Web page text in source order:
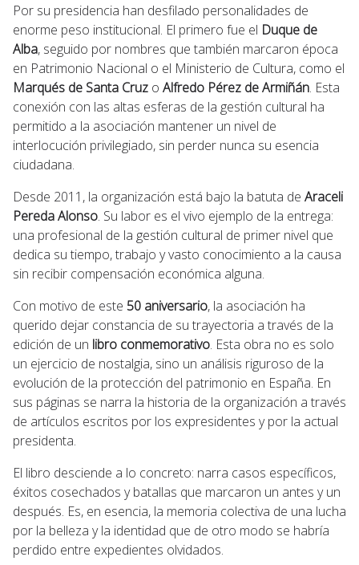
Por su presidencia han desfilado personalidades de
enorme peso institucional. El primero fue el Duque de
Alba, seguido por nombres que también marcaron época
en Patrimonio Nacional o el Ministerio de Cultura, como el
Marqués de Santa Cruz o Alfredo Pérez de Armiñán. Esta
conexión con las altas esferas de la gestión cultural ha
permitido a la asociación mantener un nivel de
interlocución privilegiado, sin perder nunca su esencia
ciudadana.
Desde 2011, la organización está bajo la batuta de Araceli
Pereda Alonso. Su labor es el vivo ejemplo de la entrega:
una profesional de la gestión cultural de primer nivel que
dedica su tiempo, trabajo y vasto conocimiento a la causa
sin recibir compensación económica alguna.
Con motivo de este 50 aniversario, la asociación ha
querido dejar constancia de su trayectoria a través de la
edición de un libro conmemorativo. Esta obra no es solo
un ejercicio de nostalgia, sino un análisis riguroso de la
evolución de la protección del patrimonio en España. En
sus páginas se narra la historia de la organización a través
de artículos escritos por los expresidentes y por la actual
presidenta.
El libro desciende a lo concreto: narra casos específicos,
éxitos cosechados y batallas que marcaron un antes y un
después. Es, en esencia, la memoria colectiva de una lucha
por la belleza y la identidad que de otro modo se habría
perdido entre expedientes olvidados.